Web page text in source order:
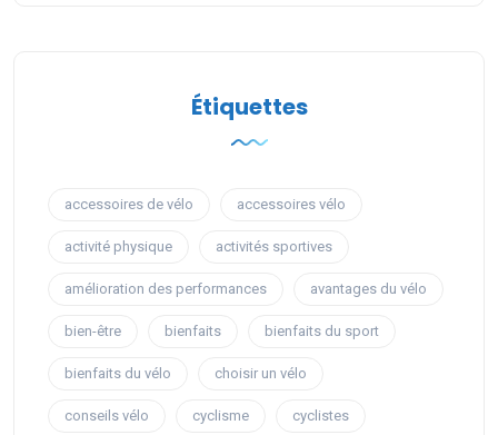
Étiquettes
accessoires de vélo accessoires vélo
activité physique activités sportives
amélioration des performances avantages du vélo
bien-être bienfaits bienfaits du sport
bienfaits du vélo choisir un vélo
conseils vélo cyclisme cyclistes